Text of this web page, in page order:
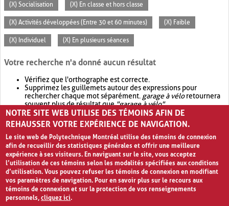
(X) Socialisation (X) En classe et hors classe
(X) Activités développées (Entre 30 et 60 minutes) (X) Faible
(X) Individuel (X) En plusieurs séances
Votre recherche n'a donné aucun résultat
Vérifiez que l'orthographe est correcte.
Supprimez les guillemets autour des expressions pour
rechercher chaque mot séparément. garage à véloretournera
souvent plus de résultat que"garage à vélo".
Envisagez d'élargir votre recherche avec OR.garage OR vélo
retournera souvent plus de résultat quegarage à vélo
NOTRE SITE WEB UTILISE DES TÉMOINS AFIN DE
REHAUSSER VOTRE EXPÉRIENCE DE NAVIGATION.
Le site web de Polytechnique Montréal utilise des témoins de connexion
afin de recueillir des statistiques générales et offrir une meilleure
expérience à ses visiteurs. En naviguant sur le site, vous acceptez
l’utilisation de ces témoins selon les modalités spécifiées aux conditions
d’utilisation. Vous pouvez refuser les témoins de connexion en modifiant
vos paramètres de navigation. Pour en savoir plus sur le recours aux
témoins de connexion et sur la protection de vos renseignements
personnels,cliquez ici.